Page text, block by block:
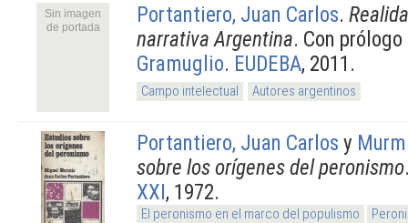
Sin imagen
de portada
Portantiero, Juan Carlos.
narrativa Argentina. Con
Gramuglio. EUDEBA, 2011.
Campo intelectual Autores argentinos
Portantiero, Juan Carlos y
sobre los orígenes del peronismo
XXI, 1972.
El peronismo en el marco del populismo